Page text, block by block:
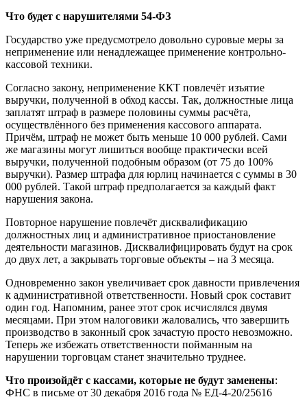
Что будет с нарушителями 54-ФЗ
Государство уже предусмотрело довольно суровые меры за
неприменение или ненадлежащее применение контрольно-
кассовой техники.
Согласно закону, неприменение ККТ повлечёт изъятие
выручки, полученной в обход кассы. Так, должностные лица
заплатят штраф в размере половины суммы расчёта,
осуществлённого без применения кассового аппарата.
Причём, штраф не может быть меньше 10 000 рублей. Сами
же магазины могут лишиться вообще практически всей
выручки, полученной подобным образом (от 75 до 100%
выручки). Размер штрафа для юрлиц начинается с суммы в 30
000 рублей. Такой штраф предполагается за каждый факт
нарушения закона.
Повторное нарушение повлечёт дисквалификацию
должностных лиц и административное приостановление
деятельности магазинов. Дисквалифицировать будут на срок
до двух лет, а закрывать торговые объекты – на 3 месяца.
Одновременно закон увеличивает срок давности привлечения
к административной ответственности. Новый срок составит
один год. Напомним, ранее этот срок исчислялся двумя
месяцами. При этом налоговики жаловались, что завершить
производство в законный срок зачастую просто невозможно.
Теперь же избежать ответственности пойманным на
нарушении торговцам станет значительно труднее.
Что произойдёт с кассами, которые не будут заменены:
ФНС в письме от 30 декабря 2016 года № ЕД-4-20/25616